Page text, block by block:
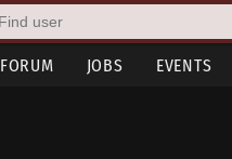
FORUM JOBS EVENTS